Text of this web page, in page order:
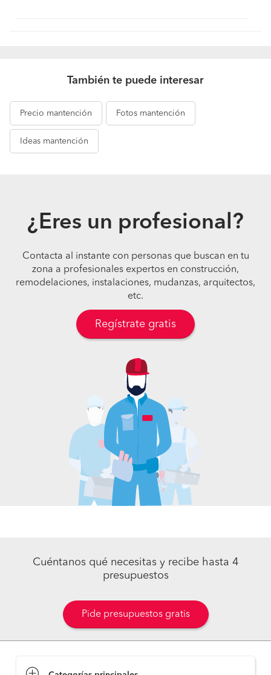
También te puede interesar
Precio mantención Fotos mantención
Ideas mantención
¿Eres un profesional?
Contacta al instante con personas que buscan en tu
zona a profesionales expertos en construcción,
remodelaciones, instalaciones, mudanzas, arquitectos,
etc.
Regístrate gratis
Cuéntanos qué necesitas y recibe hasta 4
presupuestos
Pide presupuestos gratis